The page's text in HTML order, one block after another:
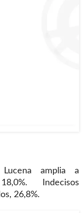
amplia a
Indecisos
26,8%.